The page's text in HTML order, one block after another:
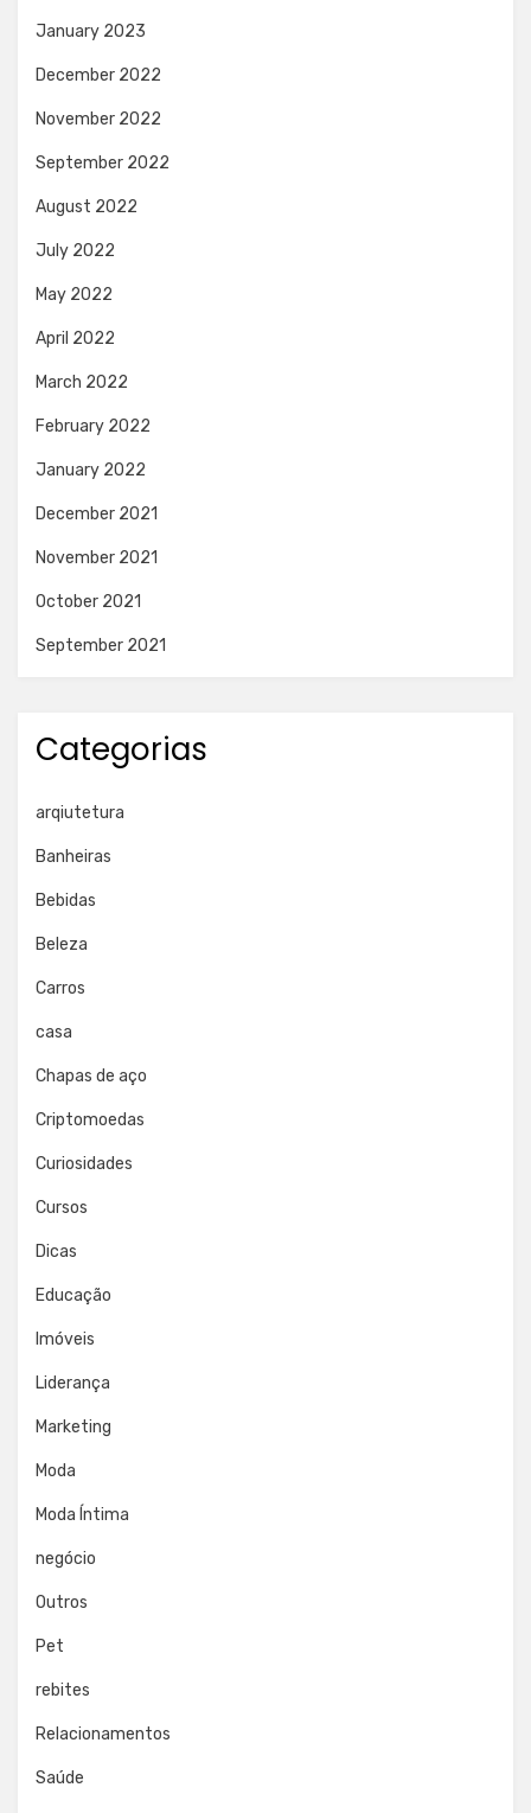
January 2023
December 2022
November 2022
September 2022
August 2022
July 2022
May 2022
April 2022
March 2022
February 2022
January 2022
December 2021
November 2021
October 2021
September 2021
Categorias
arqiutetura
Banheiras
Bebidas
Beleza
Carros
casa
Chapas de aço
Criptomoedas
Curiosidades
Cursos
Dicas
Educação
Imóveis
Liderança
Marketing
Moda
Moda Íntima
negócio
Outros
Pet
rebites
Relacionamentos
Saúde